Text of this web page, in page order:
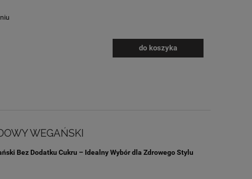
do koszyka
WEGAŃSKI
Bez Dodatku Cukru – Idealny Wybór dla Zdrowego Stylu